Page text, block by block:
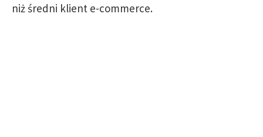
niż średni klient e-commerce.